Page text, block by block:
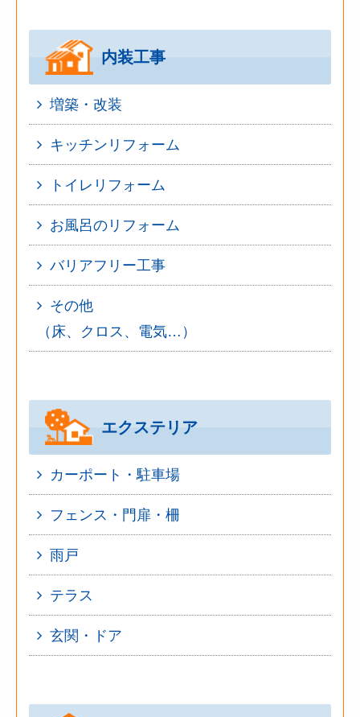
内装工事
増築・改装
キッチンリフォーム
トイレリフォーム
お風呂のリフォーム
バリアフリー工事
その他
（床、クロス、電気…）
エクステリア
カーポート・駐車場
フェンス・門扉・柵
雨戸
テラス
玄関・ドア